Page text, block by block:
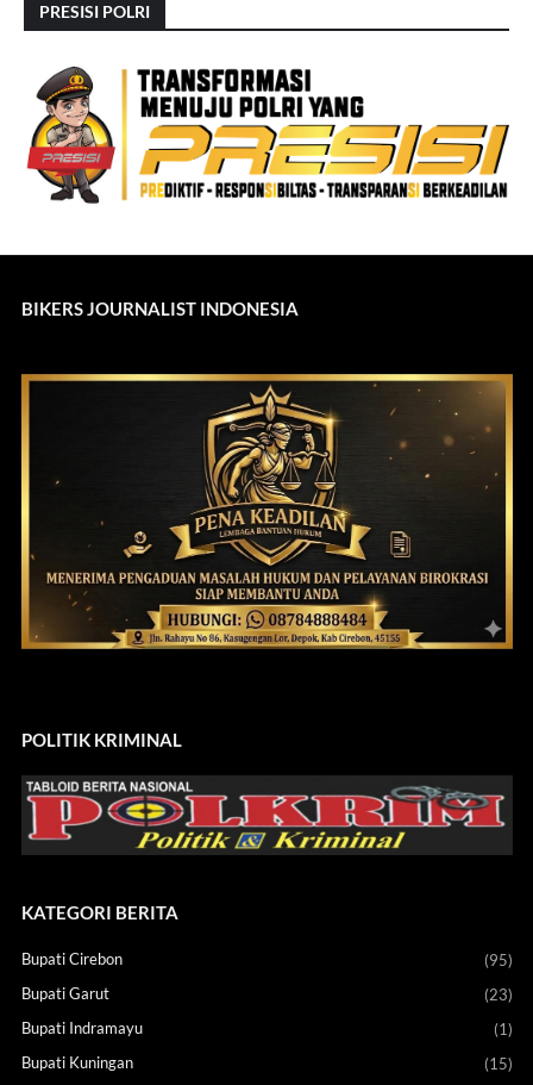
PRESISI POLRI
BIKERS JOURNALIST INDONESIA
POLITIK KRIMINAL
KATEGORI BERITA
Bupati Cirebon
(95)
Bupati Garut
(23)
Bupati Indramayu
(1)
Bupati Kuningan
(15)